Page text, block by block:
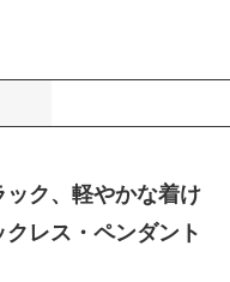
ク、軽やかな着け
レス・ペンダント